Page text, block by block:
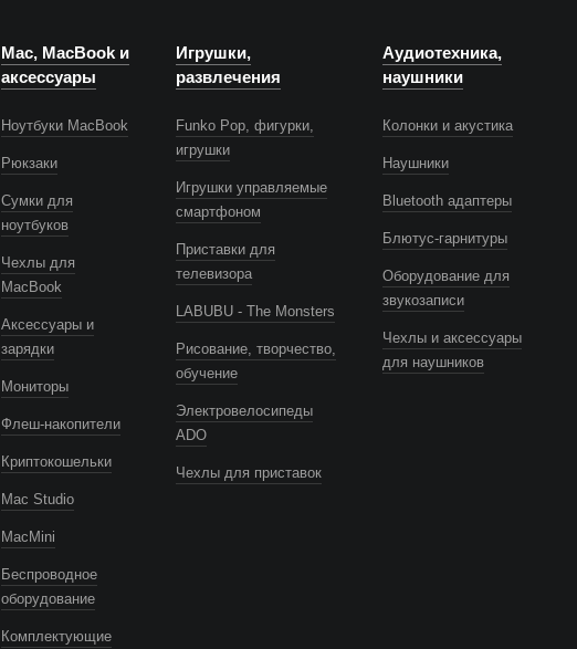
Mac, MacBook и
аксессуары
Ноутбуки MacBook
Рюкзаки
Сумки для
ноутбуков
Чехлы для
MacBook
Аксессуары и
зарядки
Мониторы
Флеш-накопители
Криптокошельки
Mac Studio
MacMini
Беспроводное
оборудование
Комплектующие
Игрушки,
развлечения
Funko Pop, фигурки,
игрушки
Игрушки управляемые
смартфоном
Приставки для
телевизора
LABUBU - The Monsters
Рисование, творчество,
обучение
Электровелосипеды
ADO
Чехлы для приставок
Аудиотехника,
наушники
Колонки и акустика
Наушники
Bluetooth адаптеры
Блютус-гарнитуры
Оборудование для
звукозаписи
Чехлы и аксессуары
для наушников